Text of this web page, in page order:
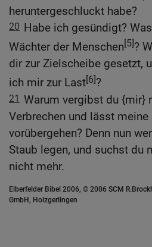
heruntergeschluckt habe?
20 Habe ich gesündigt?
Wächter der Menschen[5]?
dir zur Zielscheibe gesetzt,
ich mir zur Last[6]?
21 Warum vergibst du {mir}
Verbrechen und lässt
vorübergehen? Denn nun
Staub legen, und suchst du
nicht mehr.
Elberfelder Bibel 2006, © 2006 SCM
GmbH, Holzgerlingen